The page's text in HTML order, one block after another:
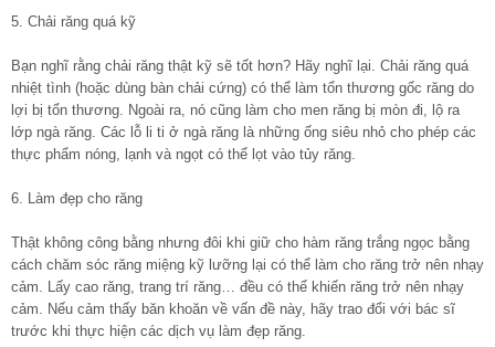
5. Chải răng quá kỹ
Bạn nghĩ rằng chải răng thật kỹ sẽ tốt hơn? Hãy nghĩ lại. Chải răng quá
nhiệt tình (hoặc dùng bàn chải cứng) có thể làm tổn thương gốc răng do
lợi bị tổn thương. Ngoài ra, nó cũng làm cho men răng bị mòn đi, lộ ra
lớp ngà răng. Các lỗ li ti ở ngà răng là những ống siêu nhỏ cho phép các
thực phẩm nóng, lạnh và ngọt có thể lọt vào tủy răng.
6. Làm đẹp cho răng
Thật không công bằng nhưng đôi khi giữ cho hàm răng trắng ngọc bằng
cách chăm sóc răng miệng kỹ lưỡng lại có thể làm cho răng trở nên nhạy
cảm. Lấy cao răng, trang trí răng… đều có thể khiến răng trở nên nhạy
cảm. Nếu cảm thấy băn khoăn về vấn đề này, hãy trao đổi với bác sĩ
trước khi thực hiện các dịch vụ làm đẹp răng.